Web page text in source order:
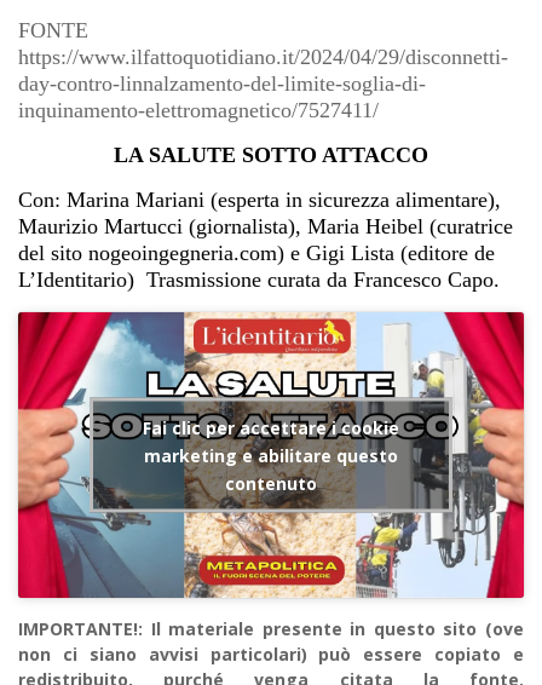
FONTE
https://www.ilfattoquotidiano.it/2024/04/29/disconnetti-
day-contro-linnalzamento-del-limite-soglia-di-
inquinamento-elettromagnetico/7527411/
LA SALUTE SOTTO ATTACCO
Con: Marina Mariani (esperta in sicurezza alimentare),
Maurizio Martucci (giornalista), Maria Heibel (curatrice
del sito nogeoingegneria.com) e Gigi Lista (editore de
L’Identitario) Trasmissione curata da Francesco Capo.
Fai clic per accettare i cookie
marketing e abilitare questo
contenuto
IMPORTANTE!: Il materiale presente in questo sito (ove
non ci siano avvisi particolari) può essere copiato e
redistribuito, purché venga citata la fonte.